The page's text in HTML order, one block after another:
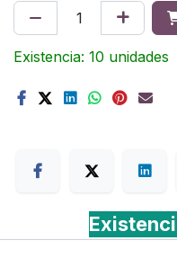
Existencia: 10 unidades